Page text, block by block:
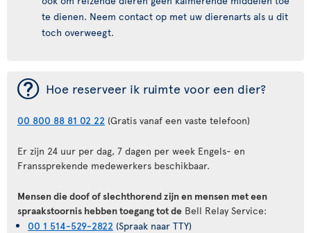
te dienen. Neem contact op met uw dierenarts als u dit
toch overweegt.
¯ Hoe reserveer ik ruimte voor een dier?
00 800 88 81 02 22 (Gratis vanaf een vaste telefoon)
Er zijn 24 uur per dag, 7 dagen per week Engels- en
Franssprekende medewerkers beschikbaar.
Mensen die doof of slechthorend zijn en mensen met een
spraakstoornis hebben toegang tot de Bell Relay Service:
00 1 514-529-2822 (Spraak naar TTY)